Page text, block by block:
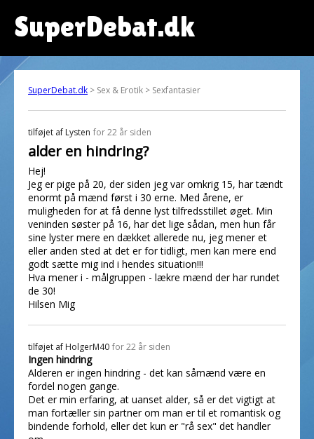
SuperDebat.dk
SuperDebat.dk > Sex & Erotik > Sexfantasier
tilføjet af Lysten for 22 år siden
alder en hindring?
Hej!
Jeg er pige på 20, der siden jeg var omkrig 15, har tændt
enormt på mænd først i 30 erne. Med årene, er
muligheden for at få denne lyst tilfredsstillet øget. Min
veninden søster på 16, har det lige sådan, men hun får
sine lyster mere en dækket allerede nu, jeg mener et
eller anden sted at det er for tidligt, men kan mere end
godt sætte mig ind i hendes situation!!!
Hva mener i - målgruppen - lækre mænd der har rundet
de 30!
Hilsen Mig
tilføjet af HolgerM40 for 22 år siden
Ingen hindring
Alderen er ingen hindring - det kan såmænd være en
fordel nogen gange.
Det er min erfaring, at uanset alder, så er det vigtigt at
man fortæller sin partner om man er til et romantisk og
bindende forhold, eller det kun er "rå sex" det handler